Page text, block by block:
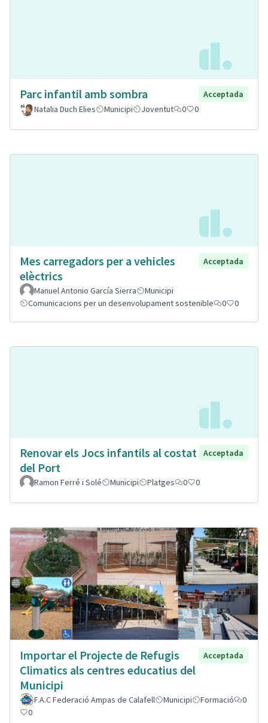
Parc infantil amb sombra
Acceptada
Natalia Duch Elies
Municipi Joventut 0 0
Mes carregadors per a vehicles
elèctrics
Acceptada
Manuel Antonio García Sierra
Municipi
Comunicacions per un desenvolupament sostenible
0 0
Renovar els Jocs infantils al costat
del Port
Acceptada
Ramon Ferré i Solé Municipi Platges 0 0
Importar el Projecte de Refugis
Climatics als centres educatius del
Municipi
Acceptada
F.A.C Federació Ampas de Calafell Municipi Formació
0
0